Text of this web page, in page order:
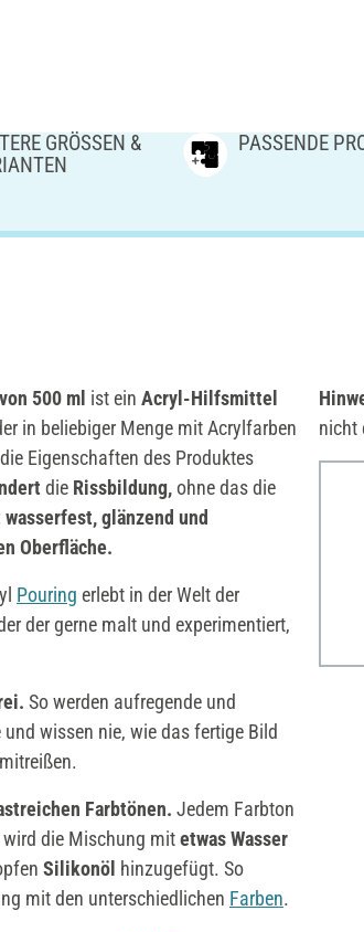
GRÖSSEN & V
PASSENDE
500 ml ist ein Acryl-Hilfsmittel
in beliebiger Menge mit Acrylfarben
Eigenschaften des Produktes
die Rissbildung,ohne das die
wasserfest,glänzend und
Oberfläche.
Pouring erlebt in der Welt der
der gerne malt und experimentiert,
So werden aufregende und
und wissen nie, wie das fertige Bild
mitreißen.
Farbtönen. Jedem Farbton
die Mischung mitetwas Wasser
Silikonöl hinzugefügt. So
mit den unterschiedlichen Farben.
nicht